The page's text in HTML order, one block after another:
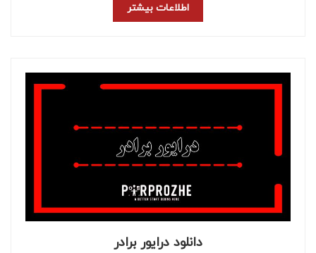
اطلاعات بیشتر
دانلود درایور برادر